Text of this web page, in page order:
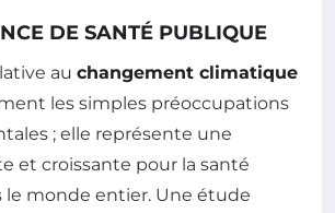
DE SANTÉ PUBLIQUE
au changement climatique
les simples préoccupations
; elle représente une
et croissante pour la santé
le monde entier. Une étude